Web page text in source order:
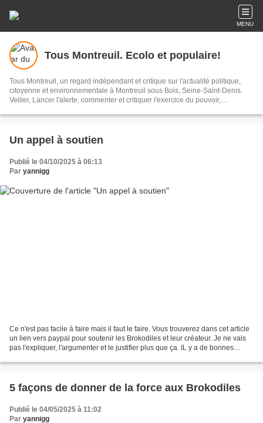
MENU
Tous Montreuil. Ecolo et populaire!
Tous Montreuil, un regard indépendant et critique sur l'actualité politique,
citoyenne et environnementale à Montreuil sous Bois, Seine-Saint-Denis.
Veiller, Lancer l'alerte, commenter et critiquer l'exercice du pouvoir,
Un appel à soutien
Publié le 04/10/2025 à 06:13
Par yannigg
Ce n'est pas facile à faire mais il faut le faire. Vous trouverez dans cet article
un lien vers paypal pour soutenir les Brokodiles et leur créateur. Je ne vais
pas l'expliquer, l'argumenter et le justifier plus que ça. IL y a de bonnes
5 façons de donner de la force aux Brokodiles
Publié le 04/05/2025 à 11:02
Par yannigg